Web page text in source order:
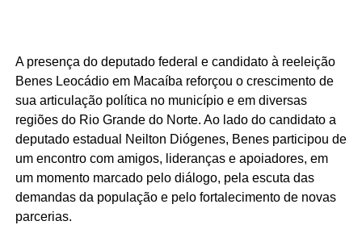
apenas estatísticas: representam segurança fortalecida,
cultura valorizada, entidades beneficiadas, municípios
atendidos e uma atuação parlamentar que alcança quem
mais precisa.
São centenas de requerimentos, dezenas de patrimônios
culturais reconhecidos, organizações apoiadas e
investimentos que chegam aos municípios por meio de
emendas parlamentares. Um trabalho que demonstra que
A presença do deputado federal e candidato à reeleição
Benes Leocádio em Macaíba reforçou o crescimento de
sua articulação política no município e em diversas
regiões do Rio Grande do Norte. Ao lado do candidato a
deputado estadual Neilton Diógenes, Benes participou de
um encontro com amigos, lideranças e apoiadores, em
um momento marcado pelo diálogo, pela escuta das
demandas da população e pelo fortalecimento de novas
parcerias.